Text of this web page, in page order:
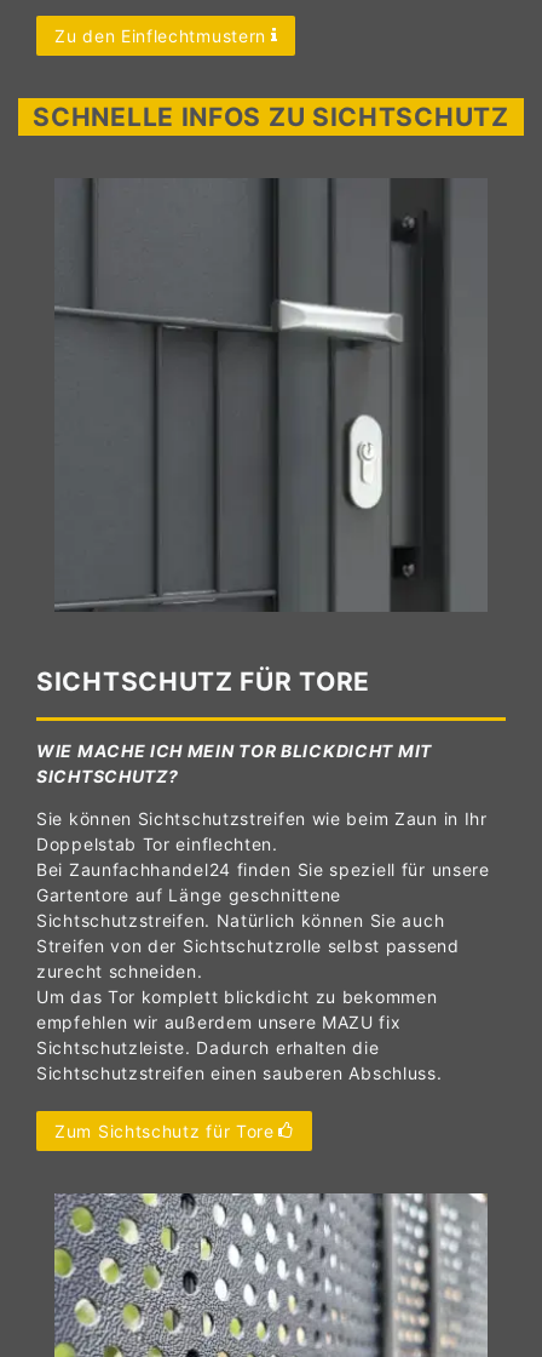
Zu den Einflechtmustern
SCHNELLE INFOS ZU SICHTSCHUTZ
SICHTSCHUTZ FÜR TORE
WIE MACHE ICH MEIN TOR BLICKDICHT MIT
SICHTSCHUTZ?
Sie können Sichtschutzstreifen wie beim Zaun in Ihr
Doppelstab Tor einflechten.
Bei Zaunfachhandel24 finden Sie speziell für unsere
Gartentore auf Länge geschnittene
Sichtschutzstreifen. Natürlich können Sie auch
Streifen von der Sichtschutzrolle selbst passend
zurecht schneiden.
Um das Tor komplett blickdicht zu bekommen
empfehlen wir außerdem unsere MAZU fix
Sichtschutzleiste. Dadurch erhalten die
Sichtschutzstreifen einen sauberen Abschluss.
Zum Sichtschutz für Tore